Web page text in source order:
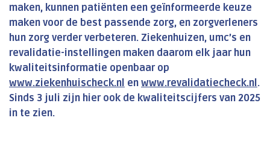
maken, kunnen patiënten een geïnformeerde keuze
maken voor de best passende zorg, en zorgverleners
hun zorg verder verbeteren. Ziekenhuizen, umc’s en
revalidatie-instellingen maken daarom elk jaar hun
kwaliteitsinformatie openbaar op
www.ziekenhuischeck.nl en www.revalidatiecheck.nl.
Sinds 3 juli zijn hier ook de kwaliteitscijfers van 2025
in te zien.